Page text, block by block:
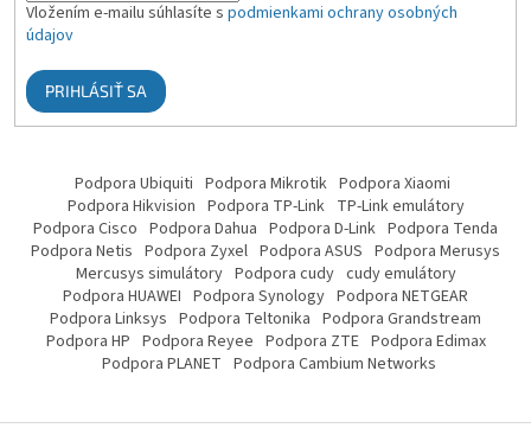
Vložením e-mailu súhlasíte s podmienkami ochrany osobných
údajov
PRIHLÁSIŤ SA
Podpora Ubiquiti Podpora Mikrotik Podpora Xiaomi
Podpora Hikvision Podpora TP-Link TP-Link emulátory
Podpora Cisco Podpora Dahua Podpora D-Link Podpora Tenda
Podpora Netis Podpora Zyxel Podpora ASUS Podpora Merusys
Mercusys simulátory Podpora cudy cudy emulátory
Podpora HUAWEI Podpora Synology Podpora NETGEAR
Podpora Linksys Podpora Teltonika Podpora Grandstream
Podpora HP Podpora Reyee Podpora ZTE Podpora Edimax
Podpora PLANET Podpora Cambium Networks